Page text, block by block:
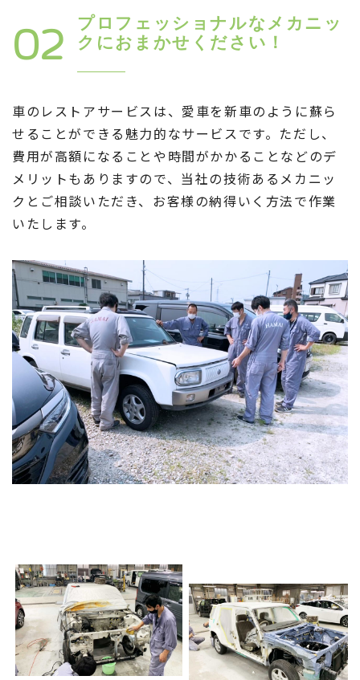
02
プロフェッショナルなメカニッ
クにおまかせください！
車のレストアサービスは、愛車を新車のように蘇ら
せることができる魅力的なサービスです。ただし、
費用が高額になることや時間がかかることなどのデ
メリットもありますので、当社の技術あるメカニッ
クとご相談いただき、お客様の納得いく方法で作業
いたします。